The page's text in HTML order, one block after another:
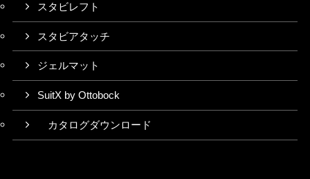
スタビレフト
スタビアタッチ
ジェルマット
SuitX by Ottobock
カタログダウンロード